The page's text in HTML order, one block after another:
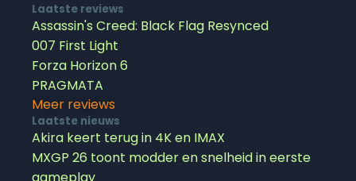
Laatste reviews
Assassin's Creed: Black Flag Resynced
007 First Light
Forza Horizon 6
PRAGMATA
Meer reviews
Laatste nieuws
Akira keert terug in 4K en IMAX
MXGP 26 toont modder en snelheid in eerste